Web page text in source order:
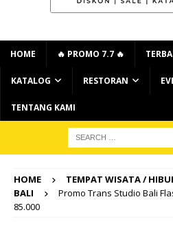
HOME 🔥 PROMO 7.7 🔥
KATALOG RESTORAN
TENTANG KAMI
HOME TEMPAT WISATA /
BALI
Promo Trans Studio Bali
85.000